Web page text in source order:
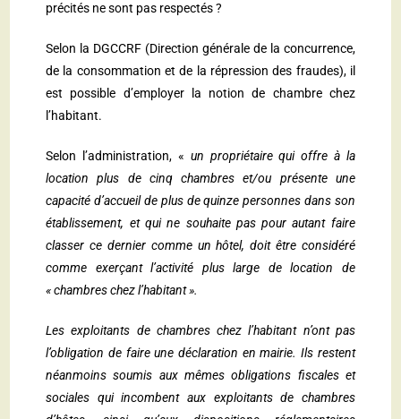
précités ne sont pas respectés ?
Selon la DGCCRF (Direction générale de la concurrence,
de la consommation et de la répression des fraudes), il
est possible d’employer la notion de chambre chez
l’habitant.
Selon l’administration, « un propriétaire qui offre à la
location plus de cinq chambres et/ou présente une
capacité d’accueil de plus de quinze personnes dans son
établissement, et qui ne souhaite pas pour autant faire
classer ce dernier comme un hôtel, doit être considéré
comme exerçant l’activité plus large de location de
« chambres chez l’habitant ».
Les exploitants de chambres chez l’habitant n’ont pas
l’obligation de faire une déclaration en mairie. Ils restent
néanmoins soumis aux mêmes obligations fiscales et
sociales qui incombent aux exploitants de chambres